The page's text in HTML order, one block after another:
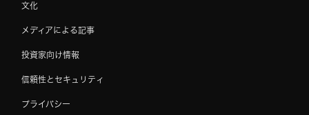
文化
メディアによる記事
投資家向け情報
信頼性とセキュリティ
プライバシー